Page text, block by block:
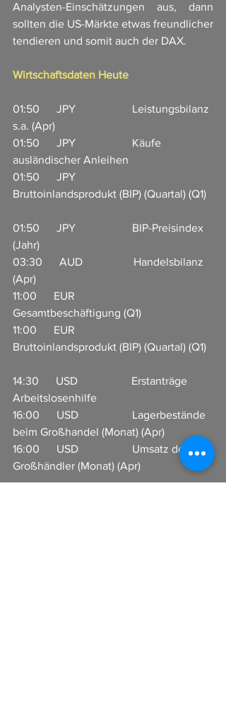
Analysten-Einschätzungen aus, dann
sollten die US-Märkte etwas freundlicher
tendieren und somit auch der DAX.
Wirtschaftsdaten Heute
01:50      JPY                    Leistungsbilanz
s.a. (Apr)
01:50      JPY                    Käufe
ausländischer Anleihen
01:50      JPY
Bruttoinlandsprodukt (BIP) (Quartal) (Q1)
01:50      JPY                    BIP-Preisindex
(Jahr)
03:30      AUD                  Handelsbilanz
(Apr)
11:00      EUR
Gesamtbeschäftigung (Q1)
11:00      EUR
Bruttoinlandsprodukt (BIP) (Quartal) (Q1)
14:30      USD                   Erstanträge
Arbeitslosenhilfe
16:00      USD                   Lagerbestände
beim Großhandel (Monat) (Apr)
16:00      USD                   Umsatz der
Großhändler (Monat) (Apr)